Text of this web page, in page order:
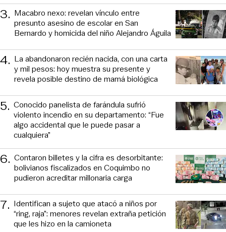
3. Macabro nexo: revelan vínculo entre
presunto asesino de escolar en San
Bernardo y homicida del niño Alejandro Águila
4. La abandonaron recién nacida, con una carta
y mil pesos: hoy muestra su presente y
revela posible destino de mamá biológica
5. Conocido panelista de farándula sufrió
violento incendio en su departamento: “Fue
algo accidental que le puede pasar a
cualquiera”
6. Contaron billetes y la cifra es desorbitante:
bolivianos fiscalizados en Coquimbo no
pudieron acreditar millonaria carga
7. Identifican a sujeto que atacó a niños por
“ring, raja”: menores revelan extraña petición
que les hizo en la camioneta